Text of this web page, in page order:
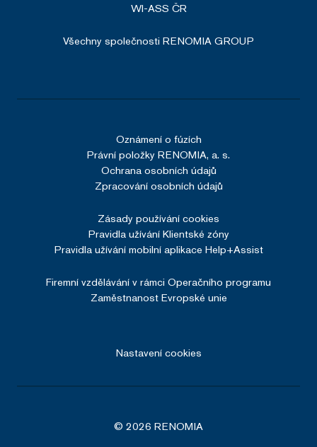
WI-ASS ČR
Všechny společnosti RENOMIA GROUP
Oznámení o fúzích
Právní položky RENOMIA, a. s.
Ochrana osobních údajů
Zpracování osobních údajů
Zásady používání cookies
Pravidla užívání Klientské zóny
Pravidla užívání mobilní aplikace Help+Assist
Firemní vzdělávání v rámci Operačního programu
Zaměstnanost Evropské unie
Nastavení cookies
© 2026 RENOMIA